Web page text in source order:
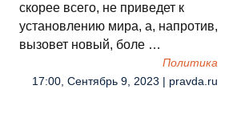
скорее всего, не приведет к
установлению мира, а, напротив,
вызовет новый, боле …
Политика
17:00, Сентябрь 9, 2023 | pravda.ru